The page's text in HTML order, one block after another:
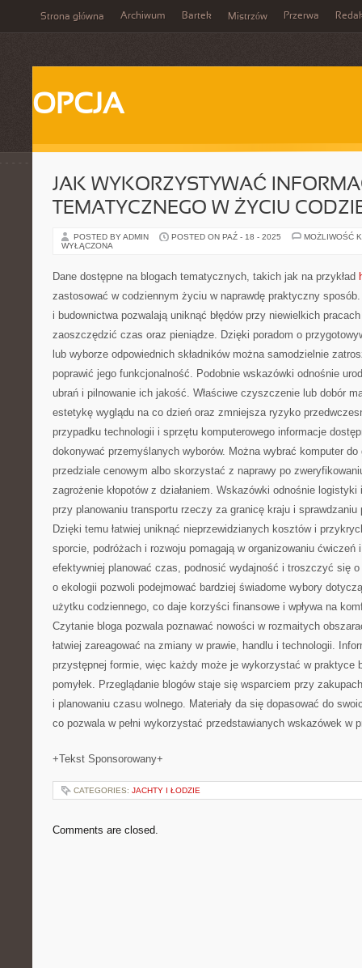
Strona główna Archiwum Bartek Mistrzów Przerwa
OPCJA
JAK WYKORZYSTYWAĆ
TEMATYCZNEGO W ŻYCIU
POSTED BY ADMIN POSTED ON PAŹ - 18 - 2025
MOŻLIWOŚĆ
WYŁĄCZONA
Dane dostępne na blogach tematycznych, takich jak na przykład
zastosować w codziennym życiu w naprawdę praktyczny
i budownictwa pozwalają uniknąć błędów przy niewielkich
zaoszczędzić czas oraz pieniądze. Dzięki poradom o
lub wyborze odpowiednich składników można samodzielnie
poprawić jego funkcjonalność. Podobnie wskazówki odnośnie
ubrań i pilnowanie ich jakość. Właściwe czyszczenie lub dobór
estetykę wyglądu na co dzień oraz zmniejsza ryzyko
przypadku technologii i sprzętu komputerowego informacje
dokonywać przemyślanych wyborów. Można wybrać komputer
przedziale cenowym albo skorzystać z naprawy po
zagrożenie kłopotów z działaniem. Wskazówki odnośnie
przy planowaniu transportu rzeczy za granicę kraju i sprawdzaniu
Dzięki temu łatwiej uniknąć nieprzewidzianych kosztów i
sporcie, podróżach i rozwoju pomagają w organizowaniu ćwiczeń
efektywniej planować czas, podnosić wydajność i troszczyć się
o ekologii pozwoli podejmować bardziej świadome wybory
użytku codziennego, co daje korzyści finansowe i wpływa na
Czytanie bloga pozwala poznawać nowości w rozmaitych
łatwiej zareagować na zmiany w prawie, handlu i technologii.
przystępnej formie, więc każdy może je wykorzystać w praktyce
pomyłek. Przeglądanie blogów staje się wsparciem przy
i planowaniu czasu wolnego. Materiały da się dopasować do
co pozwala w pełni wykorzystać przedstawianych wskazówek w
+Tekst Sponsorowany+
CATEGORIES: JACHTY I ŁODZIE
Comments are closed.